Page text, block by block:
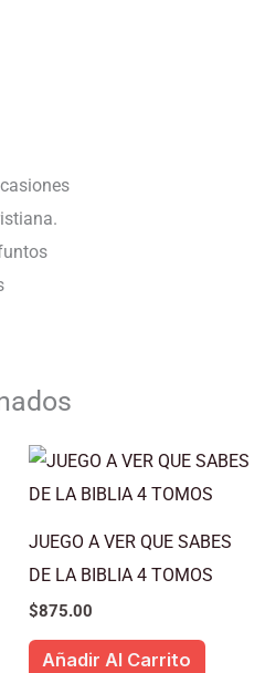
JUEGO A VER QUE SABES
DE LA BIBLIA 4 TOMOS
$875.00
Añadir Al Carrito